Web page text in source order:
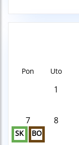
Pon Uto
1
7
SK BO
8